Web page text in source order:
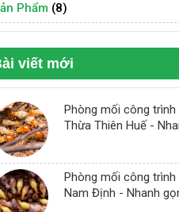
Phẩm (8)
viết mới
Phòng mối công
Thừa Thiên Huế -
Phòng mối công
Nam Định - Nhanh